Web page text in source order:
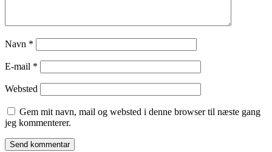
Navn *
E-mail *
Websted
Gem mit navn, mail og websted i denne browser til næste gang
jeg kommenterer.